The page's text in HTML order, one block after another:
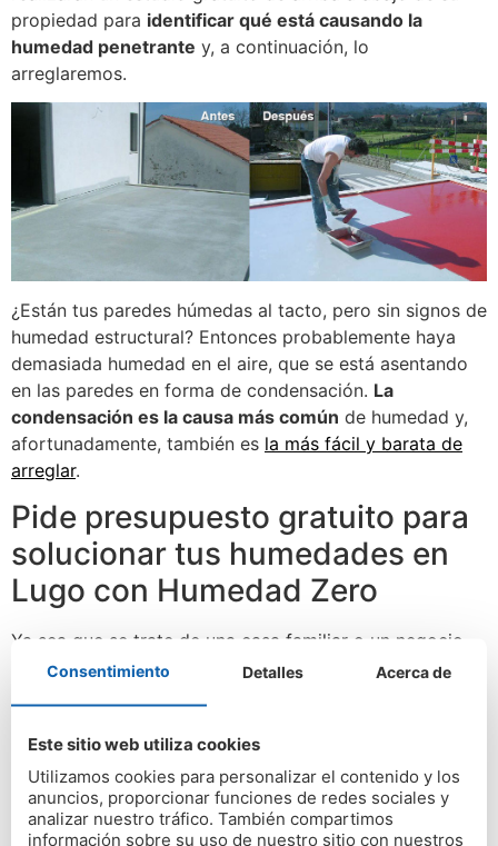
propiedad para identificar qué está causando la
humedad penetrante y, a continuación, lo
arreglaremos.
¿Están tus paredes húmedas al tacto, pero sin signos de
humedad estructural? Entonces probablemente haya
demasiada humedad en el aire, que se está asentando
en las paredes en forma de condensación. La
condensación es la causa más común de humedad y,
afortunadamente, también es la más fácil y barata de
arreglar.
Pide presupuesto gratuito para
solucionar tus humedades en
Lugo con Humedad Zero
Ya sea que se trate de una casa familiar o un negocio
bullicioso,nuestros diagnósticos son completamente
Estudiaremos tu caso y te informaremos
solucionarla y cuánto costaría. Nuestros expertos en
humedad siempre estarán encantados de mostrarle lo
Consentimiento Detalles Acerca de
Este sitio web utiliza cookies
Utilizamos cookies para personalizar el contenido y los
anuncios, proporcionar funciones de redes sociales y
analizar nuestro tráfico. También compartimos
información sobre su uso de nuestro sitio con nuestros